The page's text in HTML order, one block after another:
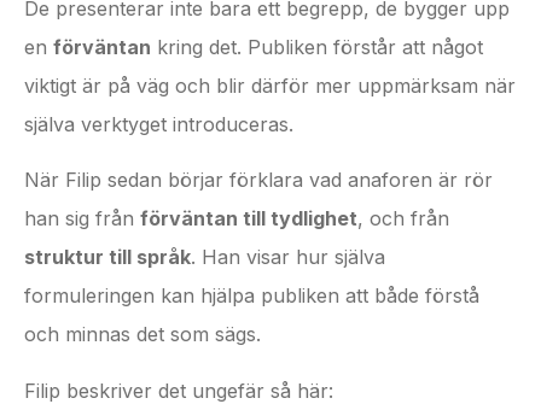
De presenterar inte bara ett begrepp, de bygger upp
en förväntan kring det. Publiken förstår att något
viktigt är på väg och blir därför mer uppmärksam när
själva verktyget introduceras.
När Filip sedan börjar förklara vad anaforen är rör
han sig från förväntan till tydlighet, och från
struktur till språk. Han visar hur själva
formuleringen kan hjälpa publiken att både förstå
och minnas det som sägs.
Filip beskriver det ungefär så här: